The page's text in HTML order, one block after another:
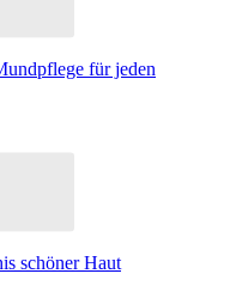
für jeden
schöner Haut